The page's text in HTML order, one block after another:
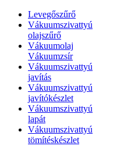
Levegőszűrő
Vákuumszivattyú
olajszűrő
Vákuumolaj
Vákuumzsír
Vákuumszivattyú
javítás
Vákuumszivattyú
javítókészlet
Vákuumszivattyú
lapát
Vákuumszivattyú
tömítéskészlet